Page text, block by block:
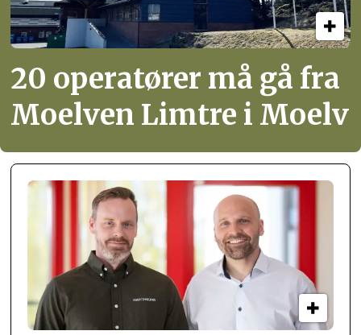
20 operatører må gå fra
Moelven Limtre i Moelv